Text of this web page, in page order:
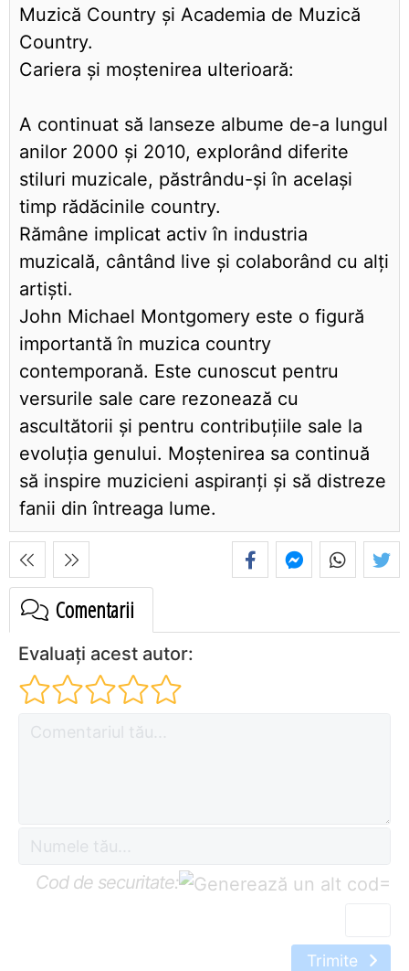
Muzică Country și Academia de Muzică
Country.
Cariera și moștenirea ulterioară:
A continuat să lanseze albume de-a lungul
anilor 2000 și 2010, explorând diferite
stiluri muzicale, păstrându-și în același
timp rădăcinile country.
Rămâne implicat activ în industria
muzicală, cântând live și colaborând cu alți
artiști.
John Michael Montgomery este o figură
importantă în muzica country
contemporană. Este cunoscut pentru
versurile sale care rezonează cu
ascultătorii și pentru contribuțiile sale la
evoluția genului. Moștenirea sa continuă
să inspire muzicieni aspiranți și să distreze
fanii din întreaga lume.
Comentarii
Evaluați acest autor:
Cod de securitate: =
Trimite